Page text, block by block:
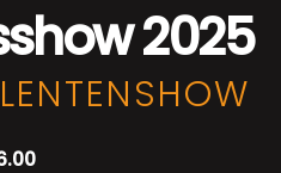
2025